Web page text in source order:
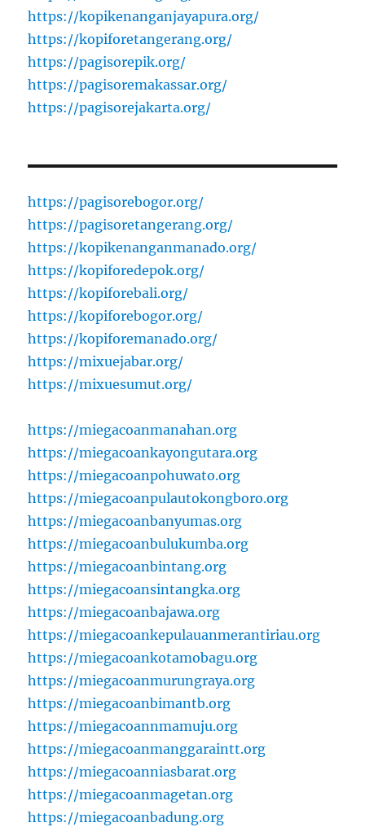
https://kopikenanganjayapura.org/
https://kopiforetangerang.org/
https://pagisorepik.org/
https://pagisoremakassar.org/
https://pagisorejakarta.org/
https://pagisorebogor.org/
https://pagisoretangerang.org/
https://kopikenanganmanado.org/
https://kopiforedepok.org/
https://kopiforebali.org/
https://kopiforebogor.org/
https://kopiforemanado.org/
https://mixuejabar.org/
https://mixuesumut.org/
https://miegacoanmanahan.org
https://miegacoankayongutara.org
https://miegacoanpohuwato.org
https://miegacoanpulautokongboro.org
https://miegacoanbanyumas.org
https://miegacoanbulukumba.org
https://miegacoanbintang.org
https://miegacoansintangka.org
https://miegacoanbajawa.org
https://miegacoankepulauanmerantiriau.org
https://miegacoankotamobagu.org
https://miegacoanmurungraya.org
https://miegacoanbimantb.org
https://miegacoannmamuju.org
https://miegacoanmanggaraintt.org
https://miegacoanniasbarat.org
https://miegacoanmagetan.org
https://miegacoanbadung.org